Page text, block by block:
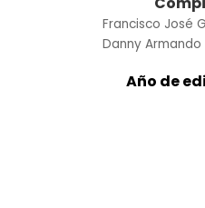
Francisco José
Danny
Año de